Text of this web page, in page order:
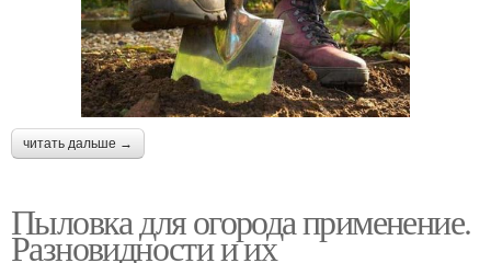
читать дальше →
Пыловка для огорода применение.
Разновидности и их